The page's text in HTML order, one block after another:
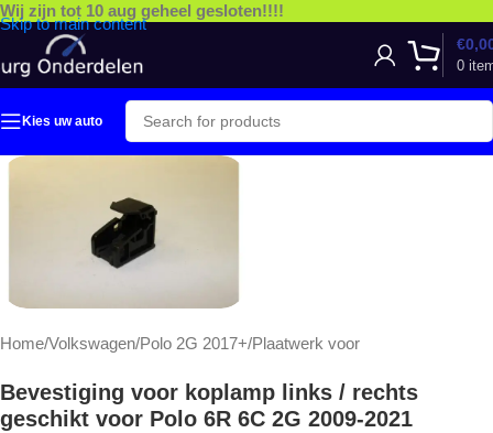
Skip to main content
Wij zijn tot 10 aug geheel gesloten!!!!
0
€
Kies uw auto
Home/Volkswagen/Polo 2G 2017+/Plaatwerk voor
Bevestiging voor koplamp links / rechts
geschikt voor Polo 6R 6C 2G 2009-2021